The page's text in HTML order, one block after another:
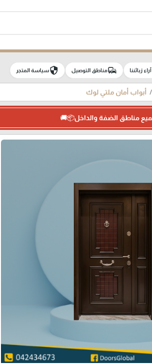
آراء زبائننا commuteمناطق التوصيل securityسياسة المتجر
أبواب أمان ملتي لوك
مناطق الضفة والداخل📦🚚